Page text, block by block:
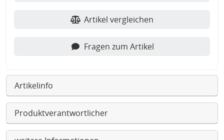
Artikel vergleichen
Fragen zum Artikel
Artikelinfo
Produktverantwortlicher